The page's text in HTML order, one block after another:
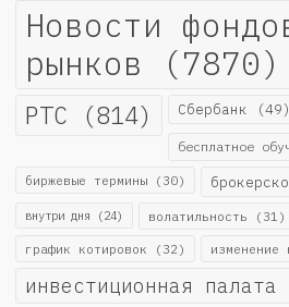
Новости
рынков (7870)
РТС (814) Сбербанк (49)
бесплатное
биржевые термины (30)
внутри дня (24) волатильность (31)
график котировок (32) изменение
инвестиционная палата